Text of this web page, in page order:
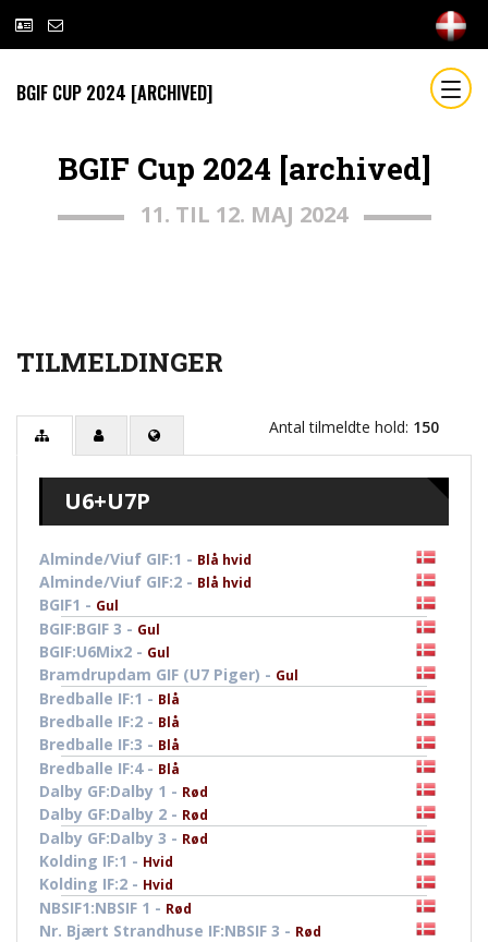
BGIF CUP 2024 [ARCHIVED]
BGIF Cup 2024 [archived]
11. TIL 12. MAJ 2024
TILMELDINGER
Antal tilmeldte hold: 150
U6+U7P
Alminde/Viuf GIF:1 - Blå hvid
Alminde/Viuf GIF:2 - Blå hvid
BGIF1 - Gul
BGIF:BGIF 3 - Gul
BGIF:U6Mix2 - Gul
Bramdrupdam GIF (U7 Piger) - Gul
Bredballe IF:1 - Blå
Bredballe IF:2 - Blå
Bredballe IF:3 - Blå
Bredballe IF:4 - Blå
Dalby GF:Dalby 1 - Rød
Dalby GF:Dalby 2 - Rød
Dalby GF:Dalby 3 - Rød
Kolding IF:1 - Hvid
Kolding IF:2 - Hvid
NBSIF1:NBSIF 1 - Rød
Nr. Bjært Strandhuse IF:NBSIF 3 - Rød